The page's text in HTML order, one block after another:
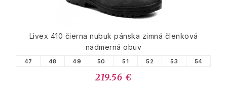
Livex 410 čierna nubuk pánska zimná členková
nadmerná obuv
47 48 49 50 51 52 53 54
219.56 €